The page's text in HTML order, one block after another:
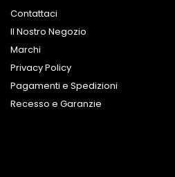
Contattaci
Il Nostro Negozio
Marchi
Privacy Policy
Pagamenti e Spedizioni
Recesso e Garanzie